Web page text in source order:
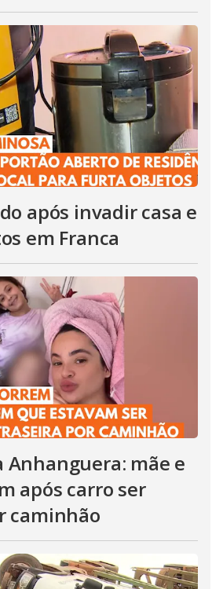
após invadir casa e
em Franca
Anhanguera: mãe e
após carro ser
caminhão